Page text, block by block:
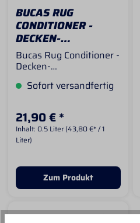
BUCAS RUG
CONDITIONER -
DECKEN-
IMPRÄGNIERSPRAY
500ML
Bucas Rug Conditioner -
Decken-
es Imprägnierspray für
Regendecken und
andere
Regendecken.Der Bucas
Rug-Conditioner stellt
Oberfläche ihrer
Regendecke wieder
her.Sprühdose mit 0,5
Sofort versandfertig
21,90 € *
Inhalt: 0.5 Liter (43,80 €* / 1
Liter)
Zum Produkt